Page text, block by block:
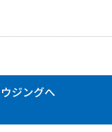
ジングへ